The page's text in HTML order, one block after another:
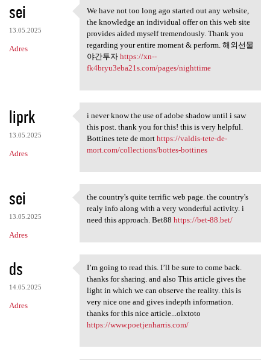
sei
13.05.2025
Adres
We have not too long ago
We have not too long ago started out any website,
the knowledge an individual offer on this web site
provides aided myself tremendously. Thank you
regarding your entire moment & perform. 해외선물
야간투자 https://xn--
fk4bryu3eba21s.com/pages/nighttime
liprk
13.05.2025
Adres
i never know the use of adobe
i never know the use of adobe shadow until i saw
this post. thank you for this! this is very helpful.
Bottines tete de mort https://valdis-tete-de-
mort.com/collections/bottes-bottines
sei
13.05.2025
Adres
the country's quite terrific
the country's quite terrific web page. the country's
realy info along with a very wonderful activity. i
need this approach. Bet88 https://bet-88.bet/
ds
14.05.2025
Adres
I’m going to read this. I’ll
I’m going to read this. I’ll be sure to come back.
thanks for sharing. and also This article gives the
light in which we can observe the reality. this is
very nice one and gives indepth information.
thanks for this nice article...olxtoto
https://www.poetjenharris.com/